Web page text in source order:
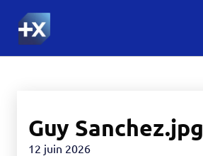
Guy Sanchez.jpg
12 juin 2026